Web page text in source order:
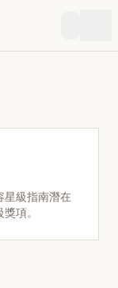
星級指南潛在
項。